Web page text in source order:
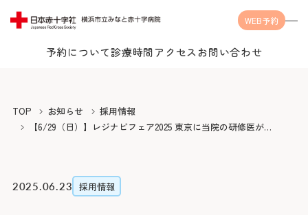
WEB予約
予約について診療時間アクセスお問い合わせ
当院について
TOP お知らせ
採用情報
【6/29（日）】レジナビフェア2025 東京に当院の研修医が参
2025.06.23 採用情報